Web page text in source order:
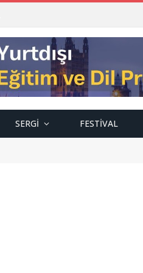
SERGI FESTIVAL